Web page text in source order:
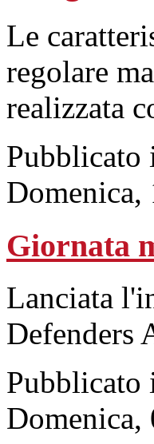
Le
regolare
realizzata
Pubblicato
Domenica,
Giornata
Lanciata
Defenders
Pubblicato
Domenica,